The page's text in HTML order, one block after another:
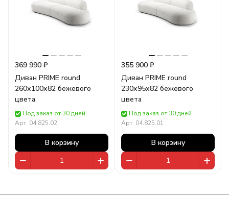
369 990 ₽
Диван PRIME round
260х100х82 бежевого
цвета
Под заказ от 30 дней
Арт. 04.825.02
В корзину
355 900 ₽
Диван PRIME round
230х95х82 бежевого
цвета
Под заказ от 30 дней
Арт. 04.825.01
В корзину